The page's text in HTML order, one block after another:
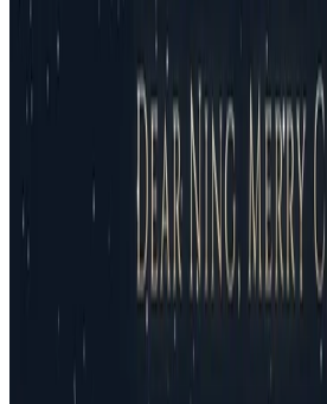
Made with 💗 in Qingdao, China